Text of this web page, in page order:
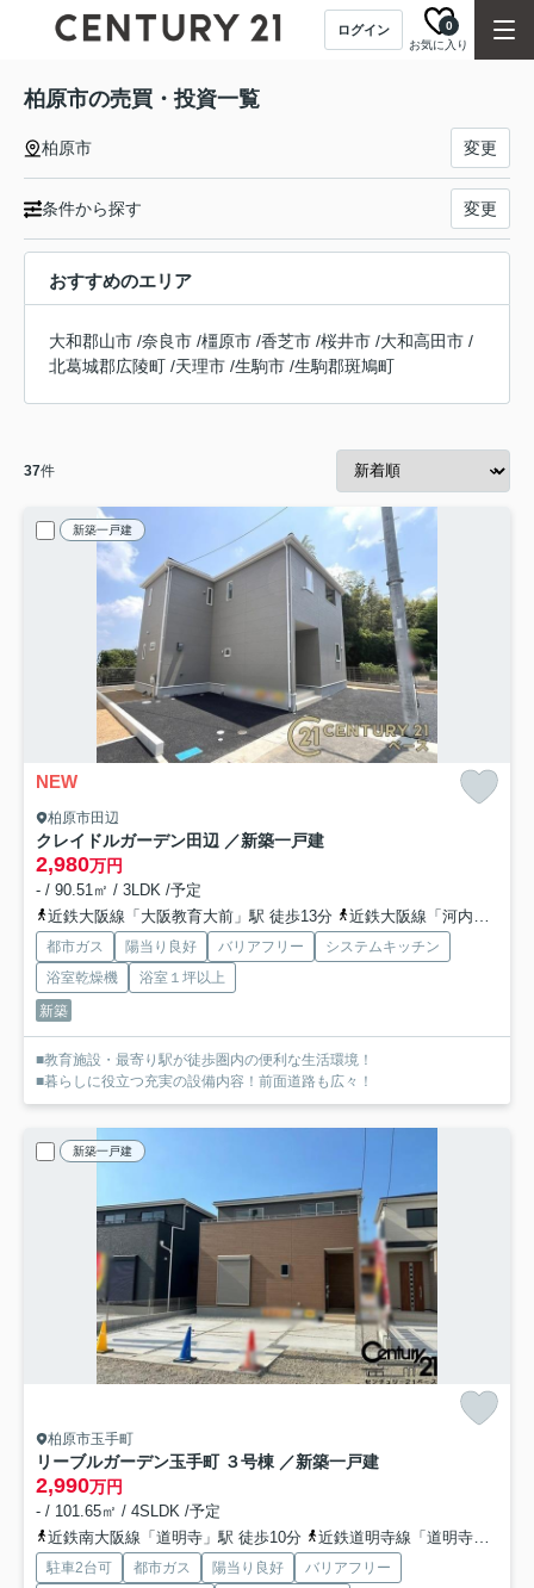
ログイン
お気に入り
0
柏原市の売買・投資一覧
柏原市 変更
条件から探す 変更
おすすめのエリア
大和郡山市 /奈良市 /橿原市 /香芝市 /桜井市 /大和高田市 /
北葛城郡広陵町 /天理市 /生駒市 /生駒郡斑鳩町
37件
新築一戸建
NEW
柏原市田辺
クレイドルガーデン田辺 ／新築一戸建
2,980万円
- / 90.51㎡ / 3LDK /予定
近鉄大阪線「大阪教育大前」駅 徒歩13分
近鉄大阪線「河内国分」駅 徒歩15分
都市ガス 陽当り良好 バリアフリー
システムキッチン
浴室乾燥機
浴室１坪以上
新築
■教育施設・最寄り駅が徒歩圏内の便利な生活環境！
■暮らしに役立つ充実の設備内容！前面道路も広々！
新築一戸建
柏原市玉手町
リーブルガーデン玉手町 ３号棟 ／新築一戸建
2,990万円
- / 101.65㎡ / 4SLDK /予定
近鉄南大阪線「道明寺」駅 徒歩10分
近鉄道明寺線「道明寺」駅 徒歩10分
駐車2台可 都市ガス 陽当り良好
バリアフリー